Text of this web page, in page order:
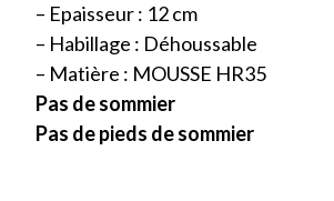
– Epaisseur : 12 cm
– Habillage : Déhoussable
– Matière : MOUSSE HR35
Pas de sommier
Pas de pieds de sommier